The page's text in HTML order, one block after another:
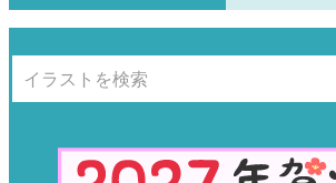
検索